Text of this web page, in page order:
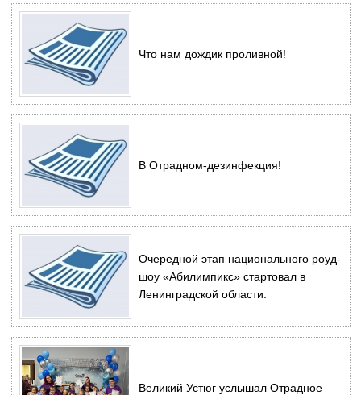
Что нам дождик проливной!
В Отрадном-дезинфекция!
Очередной этап национального роуд-
шоу «Абилимпикс» стартовал в
Ленинградской области.
Великий Устюг услышал Отрадное